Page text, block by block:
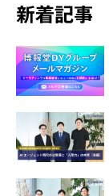
新着記事